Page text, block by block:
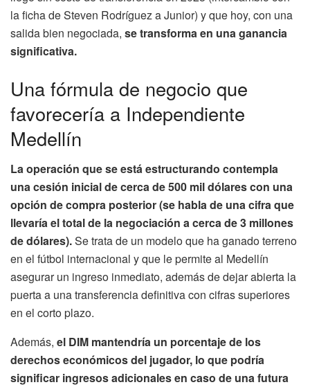
la ficha de Steven Rodríguez a Junior) y que hoy, con una
salida bien negociada, se transforma en una ganancia
significativa.
Una fórmula de negocio que
favorecería a Independiente
Medellín
La operación que se está estructurando contempla
una cesión inicial de cerca de 500 mil dólares con una
opción de compra posterior (se habla de una cifra que
llevaría el total de la negociación a cerca de 3 millones
de dólares).Se trata de un modelo que ha ganado terreno
en el fútbol internacional y que le permite al Medellín
asegurar un ingreso inmediato, además de dejar abierta la
puerta a una transferencia definitiva con cifras superiores
en el corto plazo.
Además, el DIM mantendría un porcentaje de los
derechos económicos del jugador, lo que podría
significar ingresos adicionales en caso de una futura